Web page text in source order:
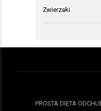
Zwierzaki
PROSTA DIETA